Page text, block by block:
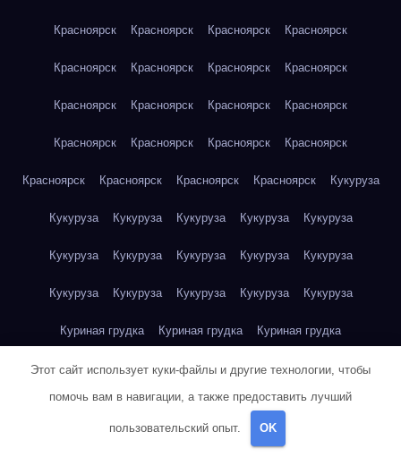
Красноярск Красноярск Красноярск Красноярск
Красноярск Красноярск Красноярск Красноярск
Красноярск Красноярск Красноярск Красноярск
Красноярск Красноярск Красноярск Красноярск
Красноярск Красноярск Красноярск Красноярск Кукуруза
Кукуруза Кукуруза Кукуруза Кукуруза Кукуруза
Кукуруза Кукуруза Кукуруза Кукуруза Кукуруза
Кукуруза Кукуруза Кукуруза Кукуруза Кукуруза
Куриная грудка Куриная грудка Куриная грудка
Куриная грудка Куриная грудка Куриная грудка
Куриная грудка Куриная грудка
Куриное яйцо
Этот сайт использует куки-файлы и другие технологии, чтобы
помочь вам в навигации, а также предоставить лучший
пользовательский опыт. OK